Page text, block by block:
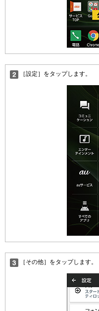
［設定］をタップします。
［その他］をタップします。